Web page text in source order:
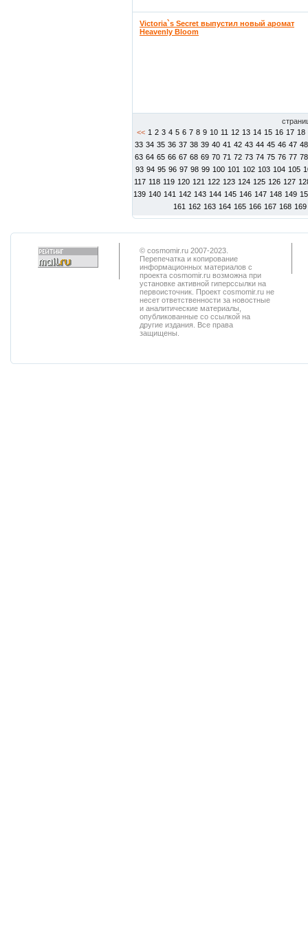
Victoria`s Secret выпустил новый аромат
Heavenly Bloom
<< 1 2 3 4 5 6 7 8 9 10 11 12 13 14 15 16 17 18
33 34 35 36 37 38 39 40 41 42 43 44 45 46 47 48
63 64 65 66 67 68 69 70 71 72 73 74 75 76 77 78
93 94 95 96 97 98 99 100 101 102 103 104 105
117 118 119 120 121 122 123 124 125 126 127
139 140 141 142 143 144 145 146 147 148 149
161 162 163 164 165 166 167 168 169
© cosmomir.ru 2007-2023.
Перепечатка и копирование
информационных материалов с
проекта cosmomir.ru возможна при
установке активной гиперссылки на
первоисточник. Проект cosmomir.ru не
несет ответственности за новостные
и аналитические материалы,
опубликованные со ссылкой на
другие издания. Все права
защищены.